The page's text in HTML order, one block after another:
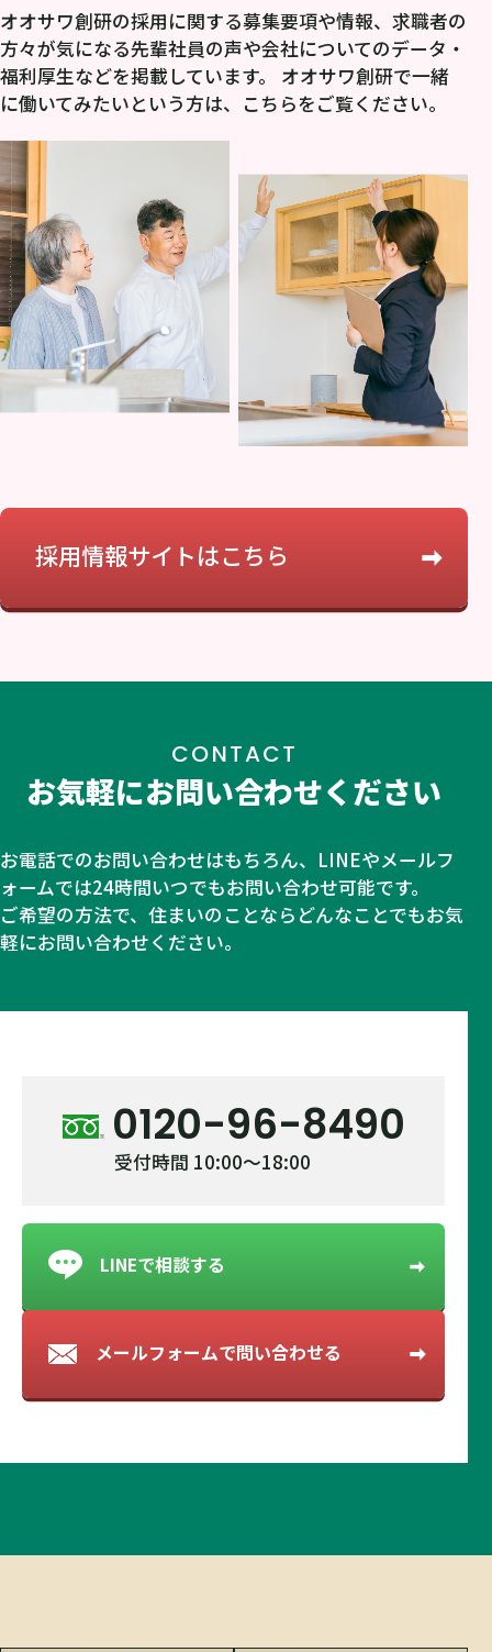
オオサワ創研の採用に関する募集要項や情報、求職者の
方々が気になる先輩社員の声や会社についてのデータ・
福利厚生などを掲載しています。 オオサワ創研で一緒
に働いてみたいという方は、こちらをご覧ください。
採用情報サイトはこちら
CONTACT
お気軽にお問い合わせください
お電話でのお問い合わせはもちろん、LINEやメールフ
ォームでは24時間いつでもお問い合わせ可能です。
ご希望の方法で、住まいのことならどんなことでもお気
軽にお問い合わせください。
0120-96-8490
受付時間 10:00～18:00
LINEで相談する
メールフォームで問い合わせる